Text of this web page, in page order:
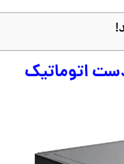
اتوماتیک